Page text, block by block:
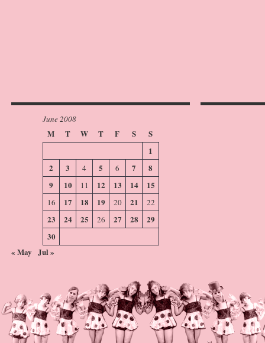
June 2008
M T W T F S
S
1
2
3 4 5 6 7
8
9
10 11 12 13 14 15
16 17 18 19 20 21 22
23 24 25 26 27 28
29
30
« May Jul »